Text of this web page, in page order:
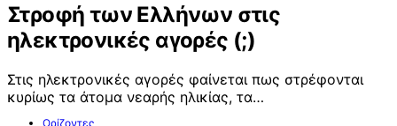
Στροφή των Ελλήνων στις
ηλεκτρονικές αγορές (;)
Στις ηλεκτρονικές αγορές φαίνεται πως στρέφονται
κυρίως τα άτομα νεαρής ηλικίας, τα…
Ορίζοντες